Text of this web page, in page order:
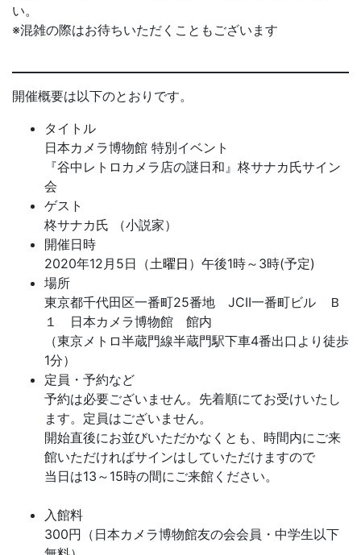
い。
※混雑の際はお待ちいただくこともございます
開催概要は以下のとおりです。
タイトル
日本カメラ博物館 特別イベント
『谷中レトロカメラ店の謎日和』柊サナカ氏サイン
会
ゲスト
柊サナカ氏 （小説家）
開催日時
2020年12月5日（土曜日 ）午後1時～3時(予定)
場所
東京都千代田区一番町25番地 JCII一番町ビル Ｂ
１ 日本カメラ博物館 館内
（東京メトロ半蔵門線半蔵門駅下車4番出口より徒歩
1分）
定員・予約など
予約は必要ございません。先着順にてお受けいたし
ます。定員はございません。
開始直後にお並びいただかなくとも、時間内にご来
館いただければサインはしていただけますので
当日は13～15時の間にご来館ください。
入館料
300円（日本カメラ博物館友の会会員・中学生以下